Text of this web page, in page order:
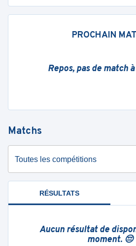
PROCHAIN
Repos, pas de match
Matchs
Toutes les compétitions
RÉSULTATS
Aucun résultat de
moment. 😔